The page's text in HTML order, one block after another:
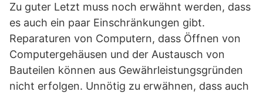
Zu guter Letzt muss noch erwähnt werden, dass
es auch ein paar Einschränkungen gibt.
Reparaturen von Computern, dass Öffnen von
Computergehäusen und der Austausch von
Bauteilen können aus Gewährleistungsgründen
nicht erfolgen. Unnötig zu erwähnen, dass auch